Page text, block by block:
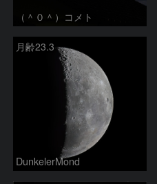
（＾０＾）コメト
月齢23.3
DunkelerMond